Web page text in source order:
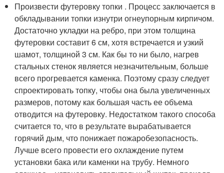
Произвести футеровку топки . Процесс заключается в
обкладывании топки изнутри огнеупорным кирпичом.
Достаточно укладки на ребро, при этом толщина
футеровки составит 6 см, хотя встречается и узкий
шамот, толщиной 3 см. Как бы то ни было, нагрев
стальных стенок является незначительным, больше
всего прогревается каменка. Поэтому сразу следует
спроектировать топку, чтобы она была увеличенных
размеров, потому как большая часть ее объема
отводится на футеровку. Недостатком такого способа
считается то, что в результате вырабатывается
горячий дым, что понижает пожаробезопасность.
Лучше всего провести его охлаждение путем
установки бака или каменки на трубу. Немного